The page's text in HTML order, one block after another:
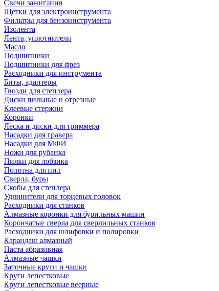
Свечи зажигания
Щетки для электроинструмента
Фильтры для бензоинструмента
Изолента
Лента, уплотнители
Масло
Подшипники
Подшипники для фрез
Расходники для инструмента
Биты, адаптеры
Гвозди для степлера
Диски пильные и отрезные
Клеевые стержни
Коронки
Леска и диски для триммера
Насадки для гравера
Насадки для МФИ
Ножи для рубанка
Пилки для лобзика
Полотна для пил
Сверла, буры
Скобы для степлера
Удлинители для торцевых головок
Расходники для станков
Алмазные коронки для бурильных машин
Корончатые сверла для сверлильных станков
Расходники для шлифовки и полировки
Карандаш алмазный
Паста абразивная
Алмазные чашки
Заточные круги и чашки
Круги лепестковые
Круги лепестковые веерные